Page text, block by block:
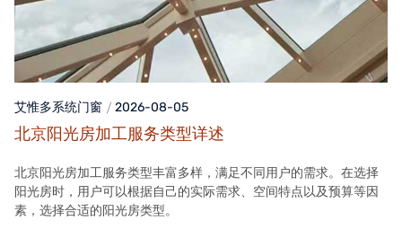
艾惟多系统门窗 2026-08-05
北京阳光房加工服务类型详述
北京阳光房加工服务类型丰富多样，满足不同用户的需求。在选择
阳光房时，用户可以根据自己的实际需求、空间特点以及预算等因
素，选择合适的阳光房类型。